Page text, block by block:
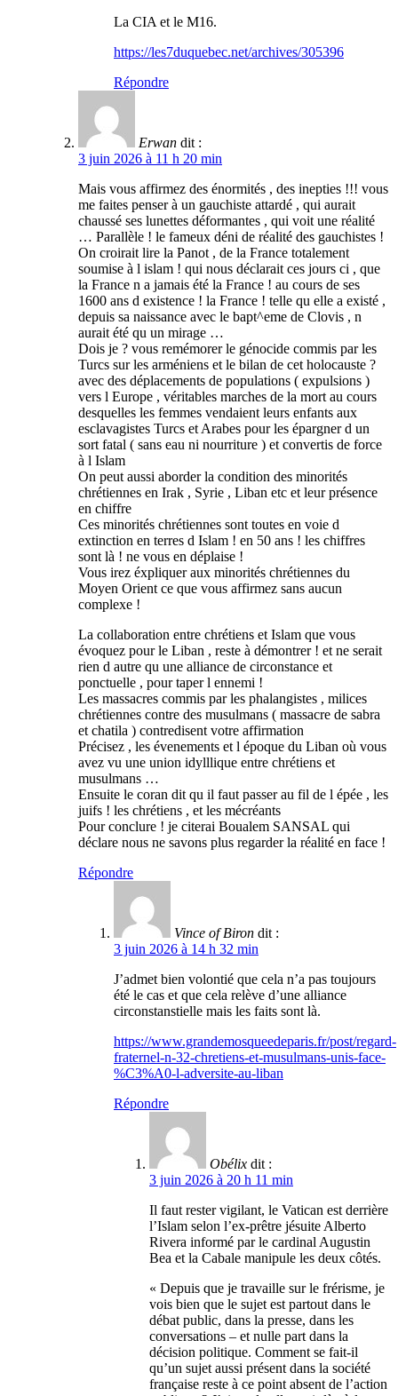
La CIA et le M16.
https://les7duquebec.net/archives/305396
Répondre
Erwan dit :
3 juin 2026 à 11 h 20 min
Mais vous affirmez des énormités , des inepties !!! vous
me faites penser à un gauchiste attardé , qui aurait
chaussé ses lunettes déformantes , qui voit une réalité
… Parallèle ! le fameux déni de réalité des gauchistes !
On croirait lire la Panot , de la France totalement
soumise à l islam ! qui nous déclarait ces jours ci , que
la France n a jamais été la France ! au cours de ses
1600 ans d existence ! la France ! telle qu elle a existé ,
depuis sa naissance avec le bapt^eme de Clovis , n
aurait été qu un mirage …
Dois je ? vous remémorer le génocide commis par les
Turcs sur les arméniens et le bilan de cet holocauste ?
avec des déplacements de populations ( expulsions )
vers l Europe , véritables marches de la mort au cours
desquelles les femmes vendaient leurs enfants aux
esclavagistes Turcs et Arabes pour les épargner d un
sort fatal ( sans eau ni nourriture ) et convertis de force
à l Islam
On peut aussi aborder la condition des minorités
chrétiennes en Irak , Syrie , Liban etc et leur présence
en chiffre
Ces minorités chrétiennes sont toutes en voie d
extinction en terres d Islam ! en 50 ans ! les chiffres
sont là ! ne vous en déplaise !
Vous irez éxpliquer aux minorités chrétiennes du
Moyen Orient ce que vous affirmez sans aucun
complexe !
La collaboration entre chrétiens et Islam que vous
évoquez pour le Liban , reste à démontrer ! et ne serait
rien d autre qu une alliance de circonstance et
ponctuelle , pour taper l ennemi !
Les massacres commis par les phalangistes , milices
chrétiennes contre des musulmans ( massacre de sabra
et chatila ) contredisent votre affirmation
Précisez , les évenements et l époque du Liban où vous
avez vu une union idylllique entre chrétiens et
musulmans …
Ensuite le coran dit qu il faut passer au fil de l épée , les
juifs ! les chrétiens , et les mécréants
Pour conclure ! je citerai Boualem SANSAL qui
déclare nous ne savons plus regarder la réalité en face !
Répondre
Vince of Biron dit :
3 juin 2026 à 14 h 32 min
J’admet bien volontié que cela n’a pas toujours
été le cas et que cela relève d’une alliance
circonstanstielle mais les faits sont là.
https://www.grandemosqueedeparis.fr/post/regard-
fraternel-n-32-chretiens-et-musulmans-unis-face-
%C3%A0-l-adversite-au-liban
Répondre
Obélix dit :
3 juin 2026 à 20 h 11 min
Il faut rester vigilant, le Vatican est derrière
l’Islam selon l’ex-prêtre jésuite Alberto
Rivera informé par le cardinal Augustin
Bea et la Cabale manipule les deux côtés.
« Depuis que je travaille sur le frérisme, je
vois bien que le sujet est partout dans le
débat public, dans la presse, dans les
conversations – et nulle part dans la
décision politique. Comment se fait-il
qu’un sujet aussi présent dans la société
française reste à ce point absent de l’action